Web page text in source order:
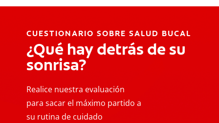
CUESTIONARIO SOBRE SALUD BUCAL
¿Qué hay detrás de su
sonrisa?
Realice nuestra evaluación
para sacar el máximo partido a
su rutina de cuidado